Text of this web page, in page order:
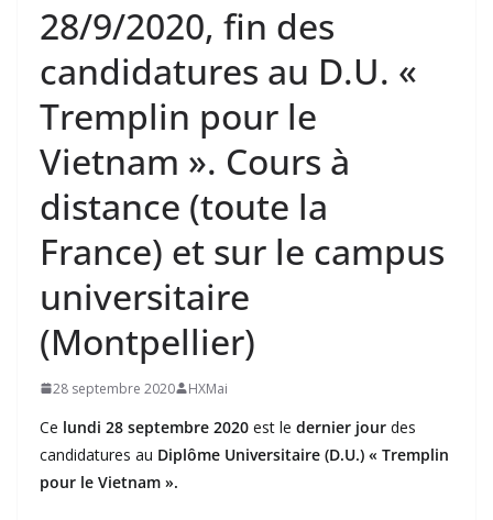
28/9/2020, fin des
candidatures au D.U. «
Tremplin pour le
Vietnam ». Cours à
distance (toute la
France) et sur le campus
universitaire
(Montpellier)
28 septembre 2020 HXMai
Ce lundi 28 septembre 2020 est le dernier jour des
candidatures au Diplôme Universitaire (D.U.) « Tremplin
pour le Vietnam ».